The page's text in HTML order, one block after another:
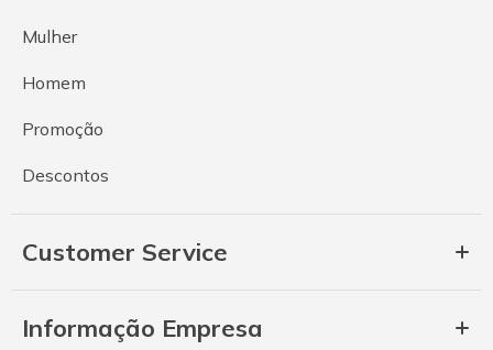
Mulher
Homem
Promoção
Descontos
Customer Service
Informação Empresa